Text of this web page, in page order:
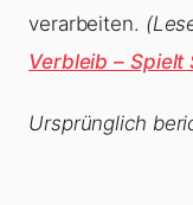
verarbeiten.
Verbleib –
Ursprünglich